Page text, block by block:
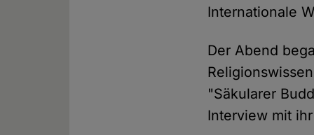
Internationale
Der Abend
"Säkularer
Interview mit